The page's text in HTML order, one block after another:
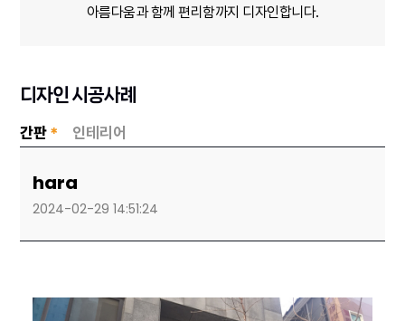
아름다움과 함께 편리함까지 디자인합니다.
hara
2024-02-29 14:51:24
디자인 시공사례
간판 * 인테리어